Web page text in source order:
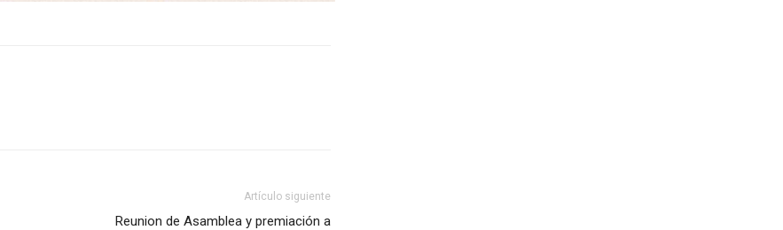
Artículo siguiente
Reunion de Asamblea y premiación a